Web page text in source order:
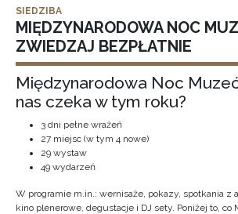
SIEDZIBA
MIĘDZYNARODOWA NOC
ZWIEDZAJ BEZPŁATNIE
Międzynarodowa Noc
nas czeka w tym roku?
3 dni pełne wrażeń
27 miejsc (w tym 4 nowe)
29 wystaw
49 wydarzeń
W programie m.in.: wernisaże, pokazy, spotkania z
kino plenerowe, degustacje i DJ sety. Poniżej to,